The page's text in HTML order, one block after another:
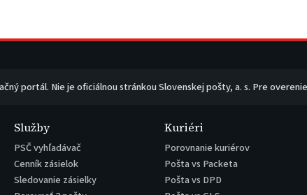
portál. Nie je oficiálnou stránkou Slovenskej pošty, a. s. Pre
Služby
PSČ vyhľadávač
Cenník zásielok
Sledovanie zásielky
Kuriéri
Porovnanie kuriérov
Pošta vs Packeta
Pošta vs DPD